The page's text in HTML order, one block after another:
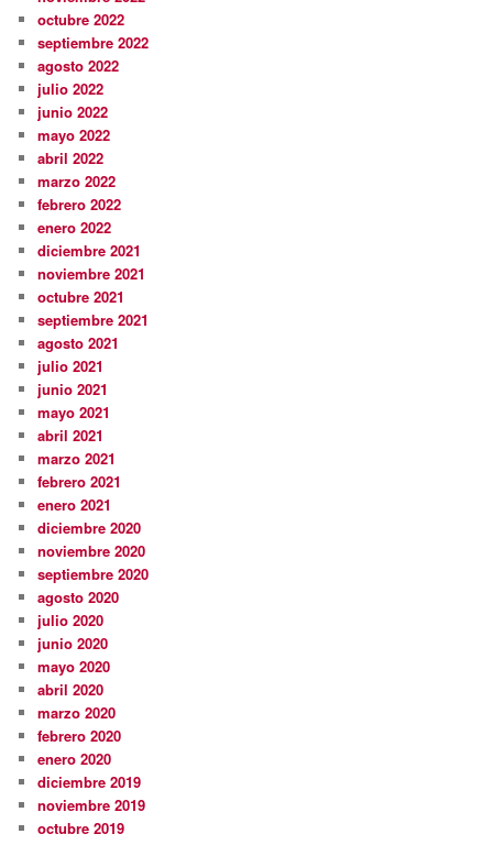
octubre 2022
septiembre 2022
agosto 2022
julio 2022
junio 2022
mayo 2022
abril 2022
marzo 2022
febrero 2022
enero 2022
diciembre 2021
noviembre 2021
octubre 2021
septiembre 2021
agosto 2021
julio 2021
junio 2021
mayo 2021
abril 2021
marzo 2021
febrero 2021
enero 2021
diciembre 2020
noviembre 2020
septiembre 2020
agosto 2020
julio 2020
junio 2020
mayo 2020
abril 2020
marzo 2020
febrero 2020
enero 2020
diciembre 2019
noviembre 2019
octubre 2019